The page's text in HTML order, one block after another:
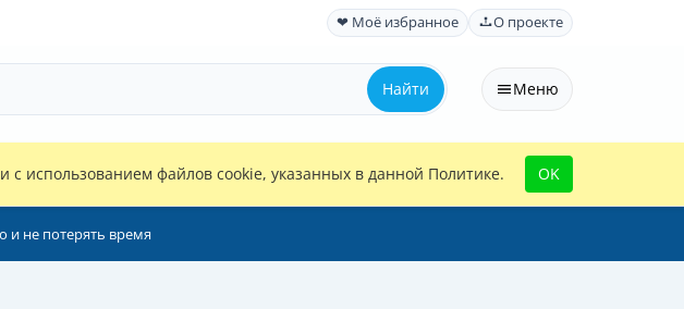
❤ Моё избранное О проекте
Найти Меню
и с использованием файлов cookie, указанных в данной Политике. OK
и не потерять время